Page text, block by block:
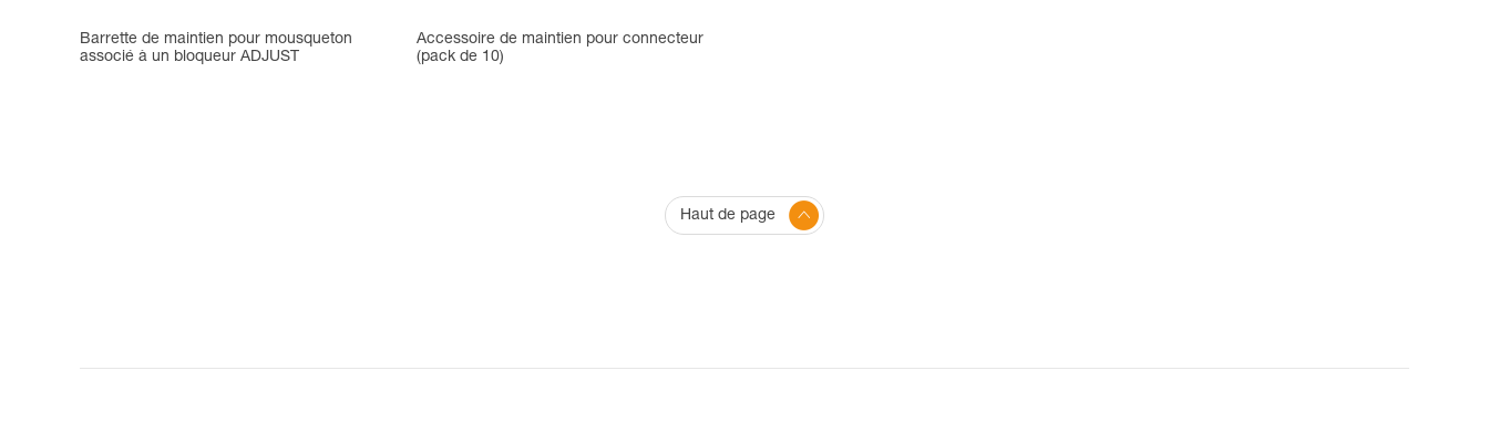
Barrette de maintien pour mousqueton
associé à un bloqueur ADJUST
Accessoire de maintien pour connecteur
(pack de 10)
Haut de page